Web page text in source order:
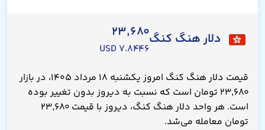
دلار هنگ کنگ۲۳,۶۸۰
۷.۸۴۴۶ USD
قیمت دلار هنگ کنگ امروز یکشنبه ۱۸ مرداد ۱۴۰۵، در بازار
۲۳,۶۸۰ تومان است که نسبت به دیروز بدون تغییر بوده
است. هر واحد دلار هنگ کنگ، دیروز با قیمت ۲۳,۶۸۰
تومان معامله می‌شد.